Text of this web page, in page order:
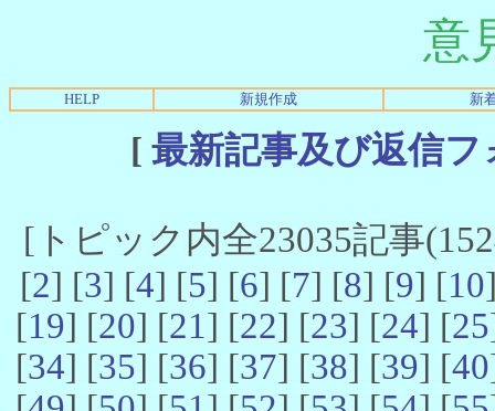
意
HELP 新規作成 新
[ 最新記事及び返信
[トピック内全23035記事
[2] [3] [4] [5] [6] [7] [8] [9] [10
[19] [20] [21] [22] [23] [24] [25
[34] [35] [36] [37] [38] [39] [40